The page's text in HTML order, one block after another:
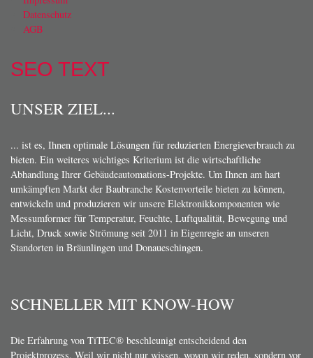
Datenschutz
AGB
SEO TEXT
UNSER ZIEL...
... ist es, Ihnen optimale Lösungen für reduzierten Energieverbrauch zu
bieten. Ein weiteres wichtiges Kriterium ist die wirtschaftliche
Abhandlung Ihrer Gebäudeautomations-Projekte. Um Ihnen am hart
umkämpften Markt der Baubranche Kostenvorteile bieten zu können,
entwickeln und produzieren wir unsere Elektronikkomponenten wie
Messumformer für Temperatur, Feuchte, Luftqualität, Bewegung und
Licht, Druck sowie Strömung seit 2011 in Eigenregie an unseren
Standorten in Bräunlingen und Donaueschingen.
SCHNELLER MIT KNOW-HOW
Die Erfahrung von TiTEC® beschleunigt entscheidend den
Projektprozess. Weil wir nicht nur wissen, wovon wir reden, sondern vor